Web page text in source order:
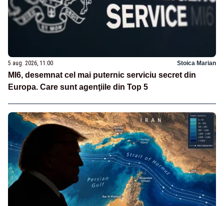
5 aug. 2026, 11:00 Stoica Marian
MI6, desemnat cel mai puternic serviciu secret din
Europa. Care sunt agenţiile din Top 5